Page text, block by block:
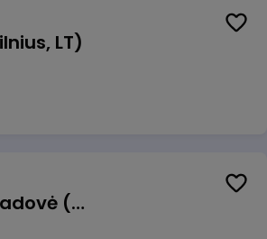
LT)
Veiklos atsparumo departamento vadovė (-as)